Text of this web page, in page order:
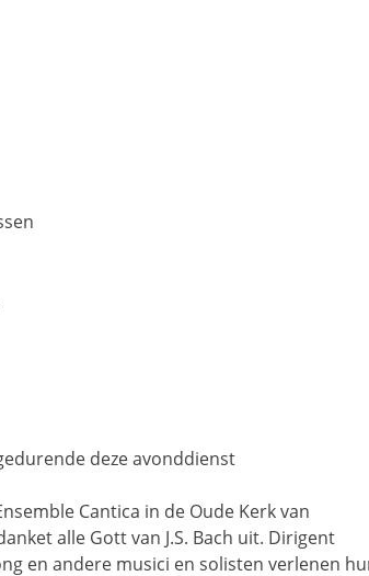
deze avonddienst
Cantica in de Oude Kerk van
alle Gott van J.S. Bach uit. Dirigent
en andere musici en solisten verlenen